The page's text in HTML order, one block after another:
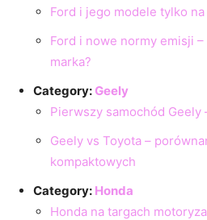
Ford i jego modele tylko
Ford i nowe normy emisji
marka?
Category:Geely
Pierwszy samochód Geely
Geely vs Toyota –
kompaktowych
Category: Honda
Honda na targach